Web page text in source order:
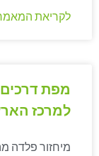
לקריאת
מפת
למרכז
מיחזור פלדה